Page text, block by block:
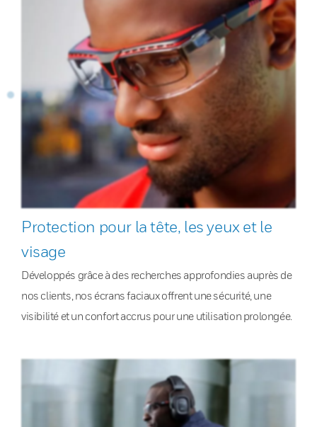
Protection pour la tête, les yeux et le
visage
Développés grâce à des recherches approfondies auprès de
nos clients, nos écrans faciaux offrent une sécurité, une
visibilité et un confort accrus pour une utilisation prolongée.